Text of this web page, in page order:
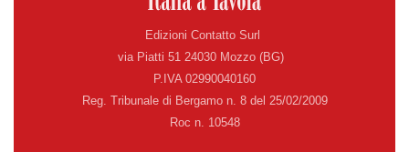
Edizioni Contatto Surl
via Piatti 51 24030 Mozzo (BG)
P.IVA 02990040160
Reg. Tribunale di Bergamo n. 8 del 25/02/2009
Roc n. 10548